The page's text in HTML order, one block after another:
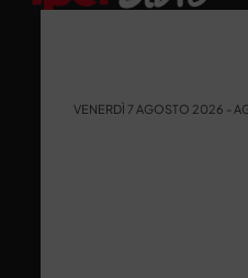
VENERDÌ 7 AGOSTO 2026 -